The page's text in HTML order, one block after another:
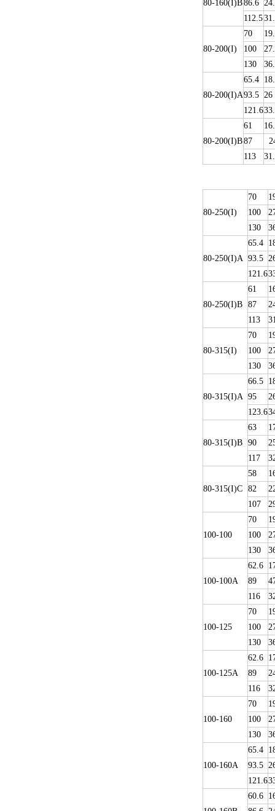
80-160(I)B86.6
112.5
80-200(I)
70
100
130
80-200(I)A
65.4
93.5 26
121.6
80-200(I)B
61
87
113
80-250(I)
70
100
130
80-250(I)A
65.4
93.5
121.6
80-250(I)B
61
87
113
80-315(I)
70
100
130
80-315(I)A
66.5
95
123.6
80-315(I)B
63
90
117
80-315(I)C
58
82
107
100-100
70
100
130
100-100A
62.6
89
116
100-125
70
100
130
100-125A
62.6
89
116
100-160
70
100
130
100-160A
65.4
93.5
121.6
60.6